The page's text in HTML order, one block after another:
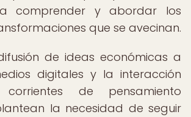
comprender y abordar los
que se avecinan.
de ideas económicas a
digitales y la interacción
de pensamiento
la necesidad de seguir